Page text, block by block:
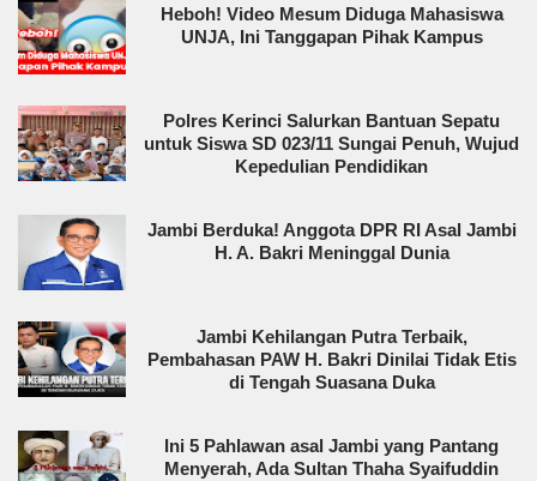
Heboh! Video Mesum Diduga Mahasiswa
UNJA, Ini Tanggapan Pihak Kampus
Polres Kerinci Salurkan Bantuan Sepatu
untuk Siswa SD 023/11 Sungai Penuh, Wujud
Kepedulian Pendidikan
Jambi Berduka! Anggota DPR RI Asal Jambi
H. A. Bakri Meninggal Dunia
Jambi Kehilangan Putra Terbaik,
Pembahasan PAW H. Bakri Dinilai Tidak Etis
di Tengah Suasana Duka
Ini 5 Pahlawan asal Jambi yang Pantang
Menyerah, Ada Sultan Thaha Syaifuddin